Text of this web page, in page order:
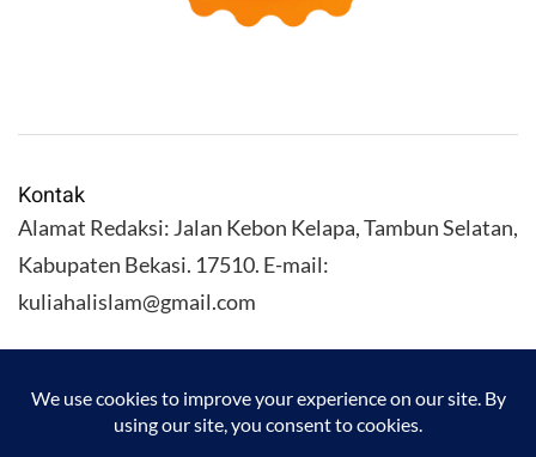
Kontak
Alamat Redaksi: Jalan Kebon Kelapa, Tambun Selatan,
Kabupaten Bekasi. 17510. E-mail:
kuliahalislam@gmail.com